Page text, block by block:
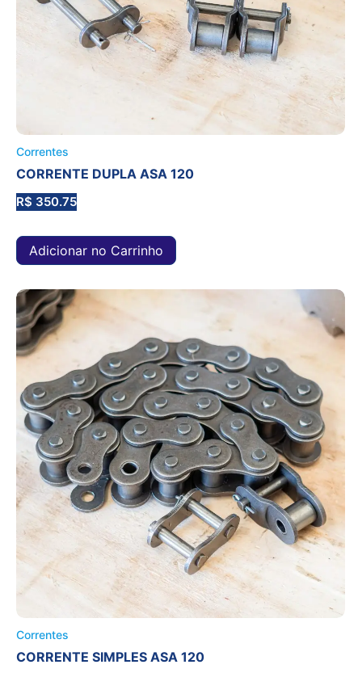
Correntes
CORRENTE DUPLA ASA 120
R$ 350.75
Adicionar no Carrinho
Correntes
CORRENTE SIMPLES ASA 120